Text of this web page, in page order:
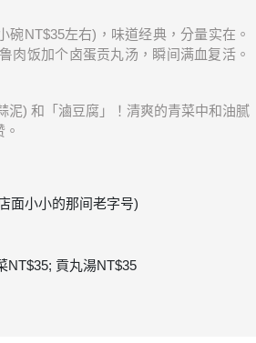
碗NT$35左右)，味道经典，分量实在。
肉饭加个卤蛋贡丸汤，瞬间满血复活。
泥) 和「滷豆腐」！清爽的青菜中和油腻
面小小的那间老字号)
NT$35; 貢丸湯NT$35